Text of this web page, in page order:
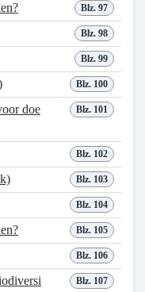
Blz. 97
Blz. 98
Blz. 99
Blz. 100
Blz. 101
doe
Blz. 102
Blz. 103
Blz. 104
Blz. 105
Blz. 106
Blz. 107